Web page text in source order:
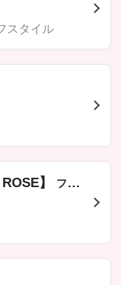
スタイル
】
フリガナ